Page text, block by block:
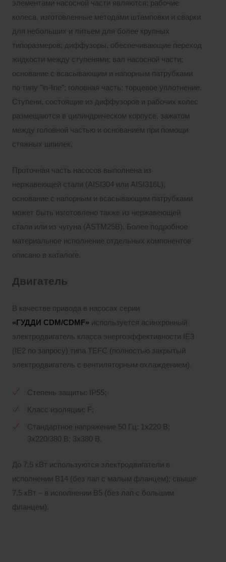
элементами насосной части являются: рабочие
колеса, изготовленные методами штамповки и сварки
для небольших и литьем для более крупных
типоразмеров; диффузоры, обеспечивающие переход
жидкости между ступенями; вал насосной части;
основание с всасывающим и напорным патрубками
по типу "in-line"; головная часть; торцевое уплотнение.
Ступени, состоящие из диффузоров и рабочих колес
размещаются в цилиндрическом корпусе, зажатом
между головной частью и основанием при помощи
стяжных шпилек.
Проточная часть насосов выполнена из
нержавеющей стали (AISI304 или AISI316L),
основание с напорным и всасывающим патрубками
может быть изготовлено также из нержавеющей
стали или из чугуна (ASTM25B). Более подробное
материальное исполнение отдельных компонентов
описано в каталоге.
Двигатель
В качестве привода в насосах серии
«ГУДДИ CDM/CDMF» используется асинхронный
электродвигатель класса энергоэффективности IE3
(IE2 по запросу) типа TEFC (полностью закрытый
электродвигатель с вентиляторным охлаждением).
Степень защиты: IP55;
Класс изоляции: F;
Стандартное напряжение 50 Гц: 1х220 В;
3x220/380 В; 3x380 В.
До 7,5 кВт используются электродвигатели в
исполнении B14 (без лап с малым фланцем); свыше
7,5 кВт – в исполнении B5 (без лап с большим
фланцем).